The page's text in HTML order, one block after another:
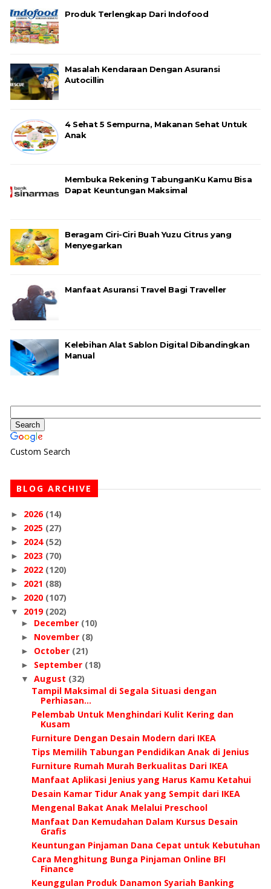
Produk Terlengkap Dari Indofood
Masalah Kendaraan Dengan Asuransi
Autocillin
4 Sehat 5 Sempurna, Makanan Sehat Untuk
Anak
Membuka Rekening TabunganKu Kamu Bisa
Dapat Keuntungan Maksimal
Beragam Ciri-Ciri Buah Yuzu Citrus yang
Menyegarkan
Manfaat Asuransi Travel Bagi Traveller
Kelebihan Alat Sablon Digital Dibandingkan
Manual
Custom Search
BLOG ARCHIVE
► 2026 (14)
► 2025 (27)
► 2024 (52)
► 2023 (70)
► 2022 (120)
► 2021 (88)
► 2020 (107)
▼ 2019 (202)
► December (10)
► November (8)
► October (21)
► September (18)
▼ August (32)
Tampil Maksimal di Segala Situasi dengan
Perhiasan...
Pelembab Untuk Menghindari Kulit Kering dan
Kusam
Furniture Dengan Desain Modern dari IKEA
Tips Memilih Tabungan Pendidikan Anak di Jenius
Furniture Rumah Murah Berkualitas Dari IKEA
Manfaat Aplikasi Jenius yang Harus Kamu Ketahui
Desain Kamar Tidur Anak yang Sempit dari IKEA
Mengenal Bakat Anak Melalui Preschool
Manfaat Dan Kemudahan Dalam Kursus Desain
Grafis
Keuntungan Pinjaman Dana Cepat untuk Kebutuhan
Cara Menghitung Bunga Pinjaman Online BFI
Finance
Keunggulan Produk Danamon Syariah Banking